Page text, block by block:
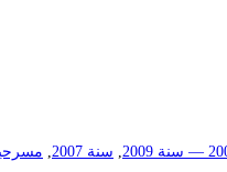
, سنة 2007 ,